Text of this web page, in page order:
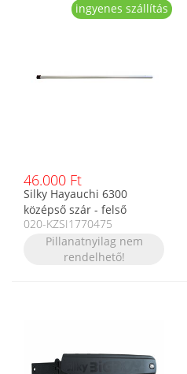
ingyenes szállítás
46.000 Ft
Silky Hayauchi 6300
középső szár - felső
középső pótszár ágvágó
fűrészhez
020-KZSI1770475
Pillanatnyilag nem
rendelhető!